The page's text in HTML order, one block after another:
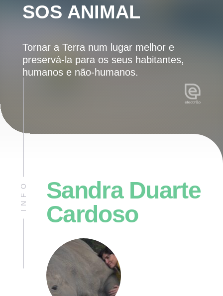
SOS ANIMAL
Tornar a Terra num lugar melhor e
preservá-la para os seus habitantes,
humanos e não-humanos.
INFO
Sandra Duarte
Cardoso